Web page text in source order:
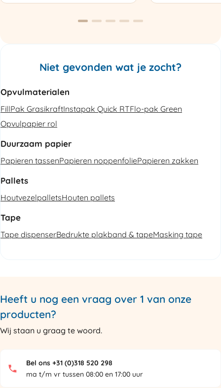
Refurbished
aantal
Niet gevonden wat je zocht?
Opvulmaterialen
FillPak GrasikraftInstapak Quick RTFlo-pak Green
Opvulpapier rol
Duurzaam papier
Papieren tassenPapieren noppenfoliePapieren zakken
Pallets
HoutvezelpalletsHouten pallets
Tape
Tape dispenserBedrukte plakband & tapeMasking tape
Heeft u nog een vraag over 1 van onze
producten?
Wij staan u graag te woord.
Bel ons +31 (0)318 520 298
ma t/m vr tussen 08:00 en 17:00 uur